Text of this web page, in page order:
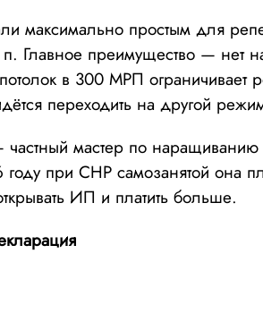
максимально простым для
п. Главное преимущество — нет
в 300 МРП
переходить на другой
мастер по
при СНР самозанятой она
ИП и платить больше.